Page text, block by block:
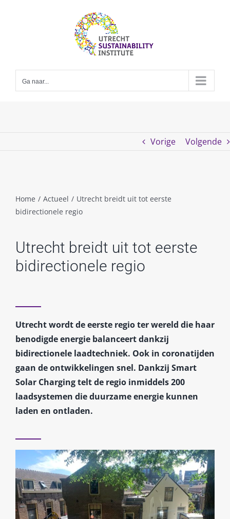
Ga naar...
Vorige Volgende
Home / Actueel / Utrecht breidt uit tot eerste
bidirectionele regio
Utrecht breidt uit tot eerste
bidirectionele regio
Utrecht wordt de eerste regio ter wereld die haar
benodigde energie balanceert dankzij
bidirectionele laadtechniek. Ook in coronatijden
gaan de ontwikkelingen snel. Dankzij Smart
Solar Charging telt de regio inmiddels 200
laadsystemen die duurzame energie kunnen
laden en ontladen.